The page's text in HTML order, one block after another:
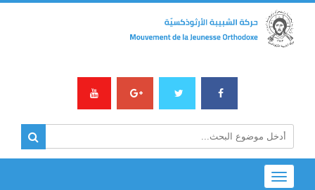
Toggle